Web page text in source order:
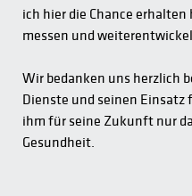
ich hier die Chance
messen und
Wir bedanken uns herzlich
Dienste und seinen Einsatz
ihm für seine Zukunft nur
Gesundheit.